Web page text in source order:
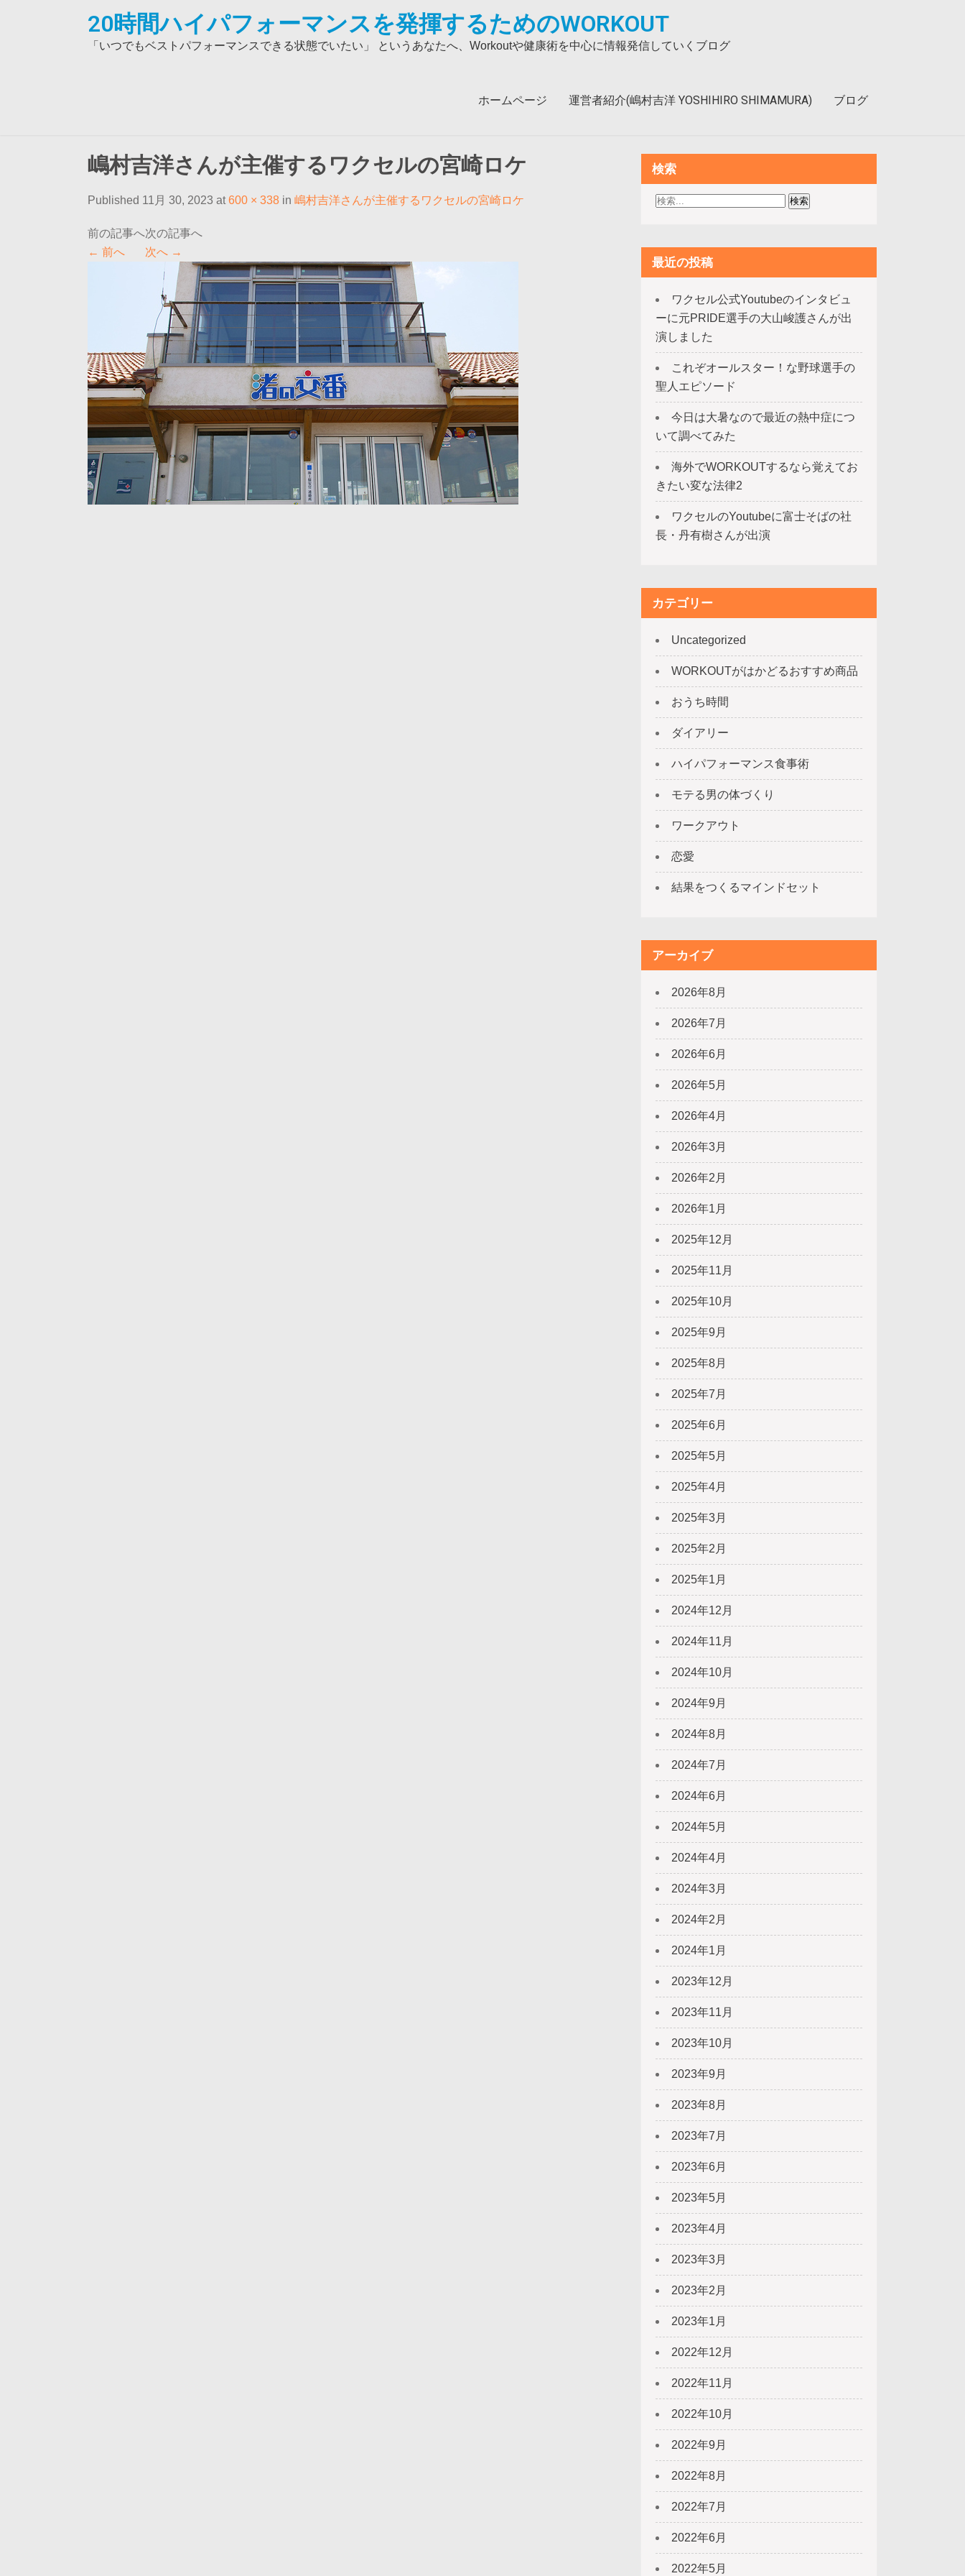
20時間ハイパフォーマンスを発揮するためのWORKOUT
「いつでもベストパフォーマンスできる状態でいたい」 というあなたへ、Workoutや健康術を中心に情報発信していくブログ
ホームページ 運営者紹介(嶋村吉洋 YOSHIHIRO SHIMAMURA) ブログ
嶋村吉洋さんが主催するワクセルの宮崎ロケ
Published 11月 30, 2023 at600 × 338 in 嶋村吉洋さんが主催するワクセルの宮崎ロケ
← 前へ 次へ →
検索
最近の投稿
ワクセル公式Youtubeのインタビュ
ーに元PRIDE選手の大山峻護さんが出
演しました
これぞオールスター！な野球選手の
聖人エピソード
今日は大暑なので最近の熱中症につ
いて調べてみた
海外でWORKOUTするなら覚えてお
きたい変な法律2
ワクセルのYoutubeに富士そばの社
長・丹有樹さんが出演
カテゴリー
Uncategorized
WORKOUTがはかどるおすすめ商品
おうち時間
ダイアリー
ハイパフォーマンス食事術
モテる男の体づくり
ワークアウト
恋愛
結果をつくるマインドセット
アーカイブ
2026年8月
2026年7月
2026年6月
2026年5月
2026年4月
2026年3月
2026年2月
2026年1月
2025年12月
2025年11月
2025年10月
2025年9月
2025年8月
2025年7月
2025年6月
2025年5月
2025年4月
2025年3月
2025年2月
2025年1月
2024年12月
2024年11月
2024年10月
2024年9月
2024年8月
2024年7月
2024年6月
2024年5月
2024年4月
2024年3月
2024年2月
2024年1月
2023年12月
2023年11月
2023年10月
2023年9月
2023年8月
2023年7月
2023年6月
2023年5月
2023年4月
2023年3月
2023年2月
2023年1月
2022年12月
2022年11月
2022年10月
2022年9月
2022年8月
2022年7月
2022年6月
2022年5月